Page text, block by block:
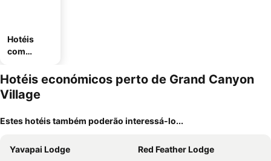
Hotéis
com
mento
Hotéis económicos perto de Grand Canyon
Village
Estes hotéis também poderão interessá-lo...
Yavapai Lodge
Red Feather Lodge